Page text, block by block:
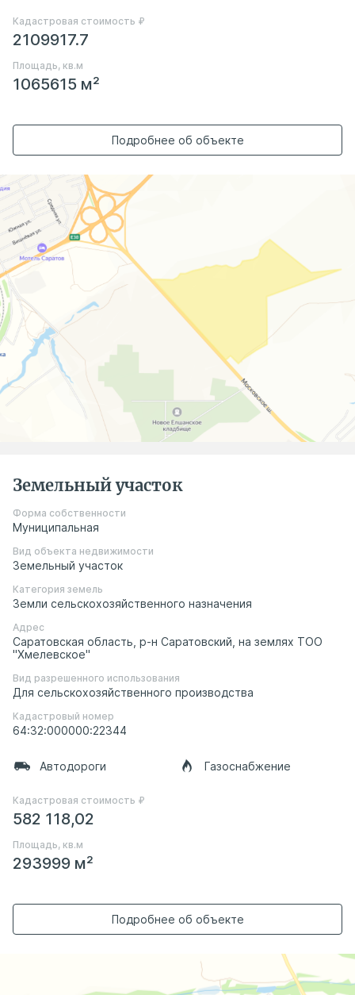
Кадастровая стоимость ₽
2109917.7
Площадь, кв.м
1065615 м²
Подробнее об объекте
Земельный участок
Форма собственности
Муниципальная
Вид объекта недвижимости
Земельный участок
Категория земель
Земли сельскохозяйственного назначения
Адрес
Саратовская область, р-н Саратовский, на землях ТОО
"Хмелевское"
Вид разрешенного использования
Для сельскохозяйственного производства
Кадастровый номер
64:32:000000:22344
Автодороги Газоснабжение
Кадастровая стоимость ₽
582 118,02
Площадь, кв.м
293999 м²
Подробнее об объекте